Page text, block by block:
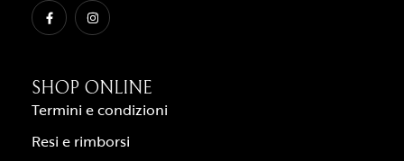
SHOP ONLINE
Termini e condizioni
Resi e rimborsi